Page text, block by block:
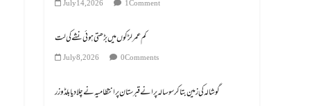
July 14, 2026 1 Comment
کم عمر لڑکوں میں بڑھتی ہوئی نشے کی لت
July 8, 2026 0 Comments
گوشالہ کی زمین بتا کر سوسالہ پرانے قبرستان پر انتظامیہ نے چلا دیا بلڈوزر